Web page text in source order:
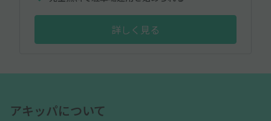
詳しく見る
アキッパについて